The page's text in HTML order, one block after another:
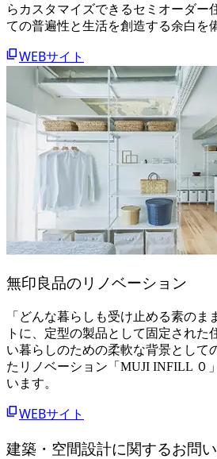
らカスタマイズできるセミオーダー
ての普遍性と生活を創造する余白を
WEBサイト
無印良品のリノベーション
「どんな暮らしも受け止める素の
トに、定型の製品として固定された
い暮らしのための柔軟な背景として
たリノベーション「MUJI INFILL ０
います。
WEBサイト
建築・空間設計に関するお問